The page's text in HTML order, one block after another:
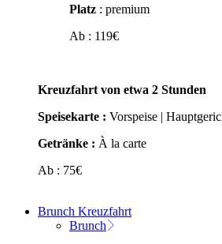
Platz : premium
Ab : 119€
Kreuzfahrt von etwa 2 Stunden
Speisekarte : Vorspeise |
Getränke : À la carte
Ab : 75€
Brunch Kreuzfahrt
Brunch